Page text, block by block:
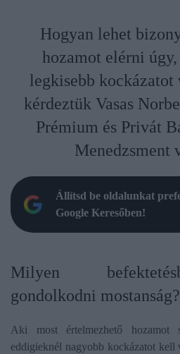
Hogyan lehet
hozamot elérni
legkisebb
kérdeztük Vasas
Prémium és Privát
Menedzsment
Állítsd be oldalunkat
Google Keresőben!
​Milyen
gondolkodni mostanság?
Aki most értelmezhető hozamot
eddigieknél nagyobb kockázatot